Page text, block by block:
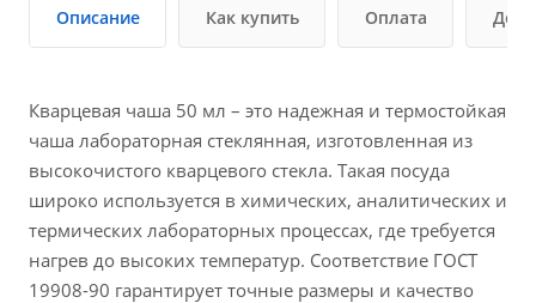
Описание Как купить Оплата
Кварцевая чаша 50 мл – это надежная и термостойкая
чаша лабораторная стеклянная, изготовленная из
высокочистого кварцевого стекла. Такая посуда
широко используется в химических, аналитических и
термических лабораторных процессах, где требуется
нагрев до высоких температур. Соответствие ГОСТ
19908-90 гарантирует точные размеры и качество